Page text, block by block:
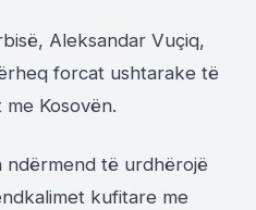
Aleksandar Vuçiq,
forcat ushtarake të
Kosovën.
ndërmend të urdhërojë
kufitare me